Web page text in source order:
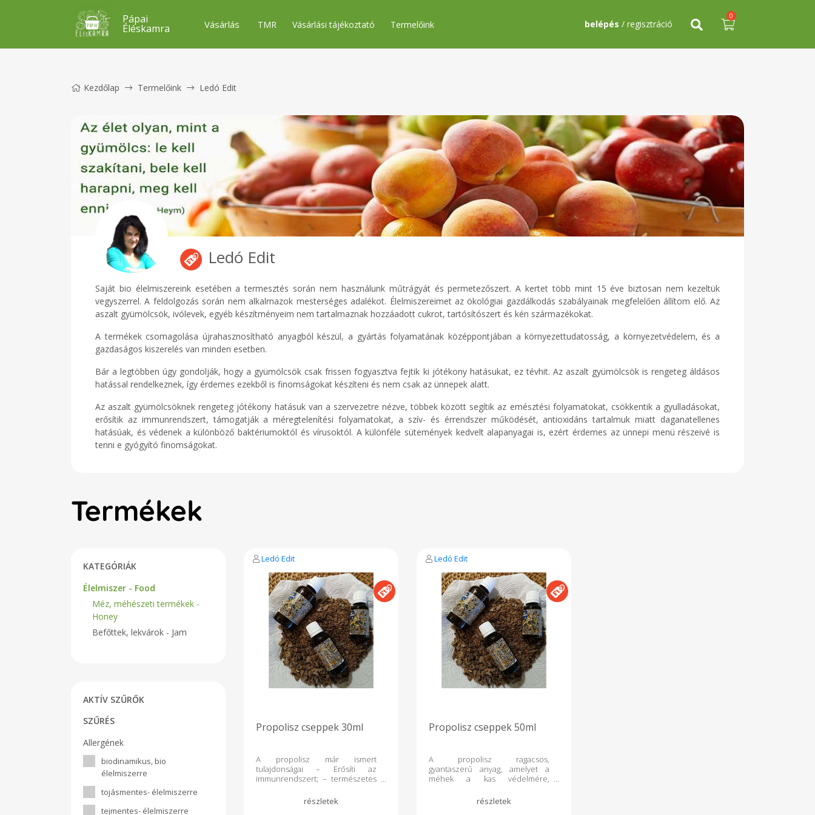
Pápai
Éléskamra Vásárlás TMR Vásárlási tájékoztató Termelőink belépés / regisztráció
0
Kezdőlap Termelőink Ledó Edit
Ledó Edit
Saját bio élelmiszereink esetében a termesztés során nem használunk műtrágyát és permetezőszert. A kertet több mint 15 éve biztosan nem kezeltük
vegyszerrel. A feldolgozás során nem alkalmazok mesterséges adalékot. Élelmiszereimet az ökológiai gazdálkodás szabályainak megfelelően állítom elő. Az
aszalt gyümölcsök, ivólevek, egyéb készítményeim nem tartalmaznak hozzáadott cukrot, tartósítószert és kén származékokat.
A termékek csomagolása újrahasznosítható anyagból készül, a gyártás folyamatának középpontjában a környezettudatosság, a környezetvédelem, és a
gazdaságos kiszerelés van minden esetben.
Bár a legtöbben úgy gondolják, hogy a gyümölcsök csak frissen fogyasztva fejtik ki jótékony hatásukat, ez tévhit. Az aszalt gyümölcsök is rengeteg áldásos
hatással rendelkeznek, így érdemes ezekből is finomságokat készíteni és nem csak az ünnepek alatt.
Az aszalt gyümölcsöknek rengeteg jótékony hatásuk van a szervezetre nézve, többek között segítik az emésztési folyamatokat, csökkentik a gyulladásokat,
erősítik az immunrendszert, támogatják a méregtelenítési folyamatokat, a szív- és érrendszer működését, antioxidáns tartalmuk miatt daganatellenes
hatásúak, és védenek a különböző baktériumoktól és vírusoktól. A különféle sütemények kedvelt alapanyagai is, ezért érdemes az ünnepi menü részeivé is
tenni e gyógyító finomságokat.
Termékek
KATEGÓRIÁK
Élelmiszer - Food
Méz, méhészeti termékek -
Honey
Befőttek, lekvárok - Jam
AKTÍV SZŰRŐK
SZŰRÉS
Allergének
biodinamikus, bio
élelmiszerre
tojásmentes- élelmiszerre
tejmentes- élelmiszerre
Ledó Edit
Propolisz cseppek 30ml
A propolisz már ismert
tulajdonságai – Erősíti az
immunrendszert; – természetes
gyulladáscsökkentő hatású; –
használható légcsőhurut és
Ledó Edit
Propolisz cseppek 50ml
A propolisz ragacsos,
gyantaszerű anyag, amelyet a
méhek a kas védelmére,
fertőtlenítőként használnak fel.
Az ókortól kezdve az emberek